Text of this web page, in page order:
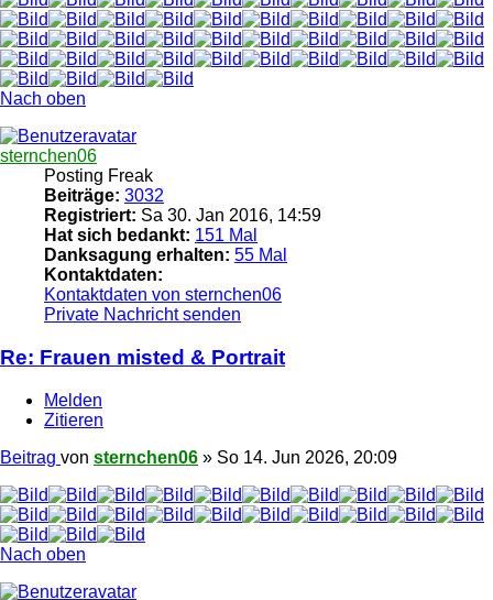
Nach oben
sternchen06
Posting Freak
Beiträge: 3032
Registriert: Sa 30. Jan 2016, 14:59
Hat sich bedankt: 151 Mal
Danksagung erhalten: 55 Mal
Kontaktdaten:
Kontaktdaten von sternchen06
Private Nachricht senden
Re: Frauen misted & Portrait
Melden
Zitieren
Beitrag von sternchen06 » So 14. Jun 2026, 20:09
Nach oben